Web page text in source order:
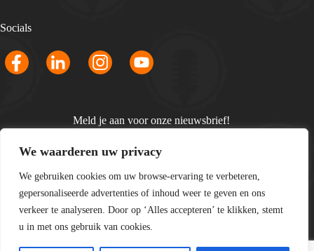
We waarderen uw privacy
We gebruiken cookies om uw browse-ervaring te verbeteren,
gepersonaliseerde advertenties of inhoud weer te geven en ons
verkeer te analyseren. Door op ‘Alles accepteren’ te klikken, stemt
u in met ons gebruik van cookies.
Socials
Meld je aan voor onze nieuwsbrief!
*